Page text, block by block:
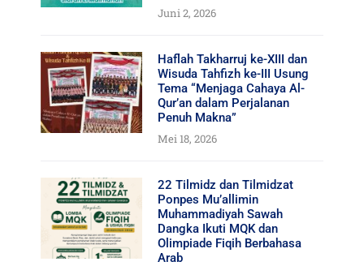
Juni 2, 2026
Haflah Takharruj ke-XIII dan
Wisuda Tahfizh ke-III Usung
Tema “Menjaga Cahaya Al-
Qur’an dalam Perjalanan
Penuh Makna”
Mei 18, 2026
22 Tilmidz dan Tilmidzat
Ponpes Mu’allimin
Muhammadiyah Sawah
Dangka Ikuti MQK dan
Olimpiade Fiqih Berbahasa
Arab